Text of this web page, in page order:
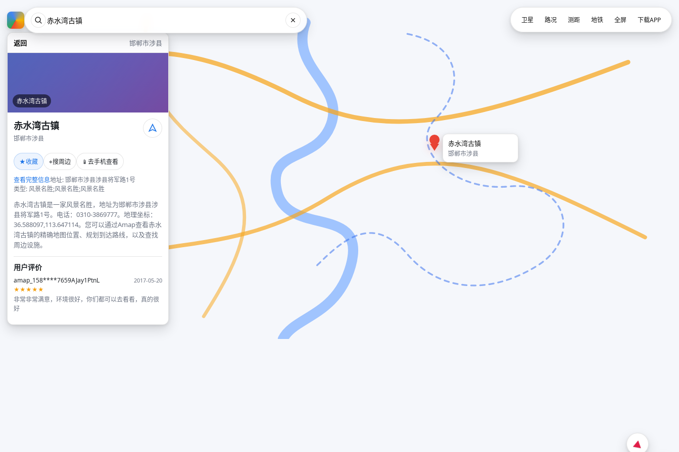
返回 邯郸市涉县
赤水湾古镇
赤水湾古镇
邯郸市涉县
★收藏 ⌖搜周边 📱 去手机查看
查看完整信息地址: 邯郸市涉县涉县将军路1号
类型: 风景名胜;风景名胜;风景名胜
赤水湾古镇是一家风景名胜，地址为邯郸市涉县涉
县将军路1号。电话：0310-3869777。地理坐标：
36.588097,113.647114。您可以通过Amap查看赤水
湾古镇的精确地图位置、规划到达路线，以及查找
周边设施。
用户评价
amap_158****7659AJay1PtnL
2017-05-20
★★★★★
非常非常满意，环境很好，你们都可以去看看，真的很
好
赤水湾古镇
邯郸市涉县
卫星 路况 测距 地铁 全屏 下载APP